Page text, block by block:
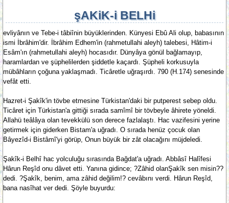
şAKiK-i BELHi
evliyânın ve Tebe-i tâbiînin büyüklerinden. Künyesi Ebû Ali olup, babasının
ismi İbrâhim'dir. İbrâhim Edhem'in (rahmetullahi aleyh) talebesi, Hâtim-i
Esâm'ın (rahmetullahi aleyh) hocasıdır. Dünyâya gönül bağlamayıp,
haramlardan ve şüphelilerden şiddetle kaçardı. Şüpheli korkusuyla
mübâhların çoğuna yaklaşmadı. Ticâretle uğraşırdı. 790 (H.174) senesinde
vefât etti.
Hazret-i Şakîk'in tövbe etmesine Türkistan'daki bir putperest sebep oldu.
Ticâret için Türkistan'a gittiği sırada samîmî bir tövbeyle âhirete yöneldi.
Allahü teâlâya olan tevekkülü son derece fazlalaştı. Hac vazifesini yerine
getirmek için giderken Bistam'a uğradı. O sırada henüz çocuk olan
Bâyezîd-i Bistâmî'yi görüp, Onun büyük bir zât olacağını müjdeledi.
Şakîk-i Belhî hac yolculuğu sırasında Bağdat'a uğradı. Abbâsî Halîfesi
Hârun Reşîd onu dâvet etti. Yanına gidince; ?Zâhid olanŞakîk sen misin??
dedi. ?Şakîk, benim, ama zâhid değilim!? cevâbını verdi. Hârun Reşîd,
bana nasîhat ver dedi. Şöyle buyurdu: